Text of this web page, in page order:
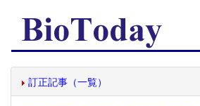
訂正記事（一覧）